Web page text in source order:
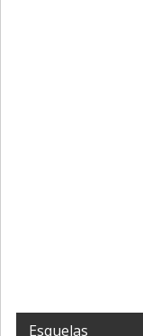
Esquelas